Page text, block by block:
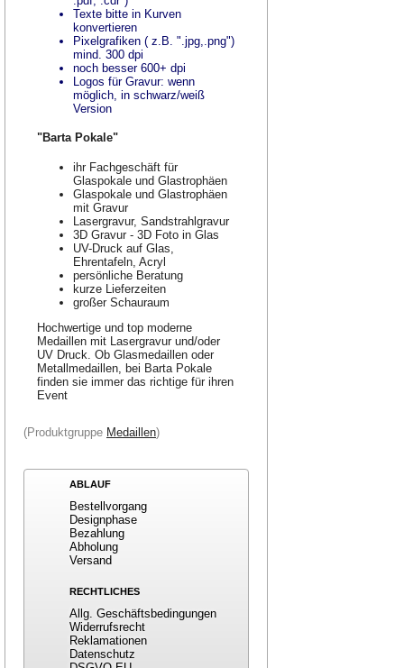
Texte bitte in Kurven
konvertieren
Pixelgrafiken ( z.B. ".jpg,.png")
mind. 300 dpi
noch besser 600+ dpi
Logos für Gravur: wenn
möglich, in schwarz/weiß
Version
"Barta Pokale"
ihr Fachgeschäft für
Glaspokale und Glastrophäen
Glaspokale und Glastrophäen
mit Gravur
Lasergravur, Sandstrahlgravur
3D Gravur - 3D Foto in Glas
UV-Druck auf Glas,
Ehrentafeln, Acryl
persönliche Beratung
kurze Lieferzeiten
großer Schauraum
Hochwertige und top moderne
Medaillen mit Lasergravur und/oder
UV Druck. Ob Glasmedaillen oder
Metallmedaillen, bei Barta Pokale
finden sie immer das richtige für ihren
Event
(Produktgruppe Medaillen)
ABLAUF
Bestellvorgang
Designphase
Bezahlung
Abholung
Versand
RECHTLICHES
Allg. Geschäftsbedingungen
Widerrufsrecht
Reklamationen
Datenschutz